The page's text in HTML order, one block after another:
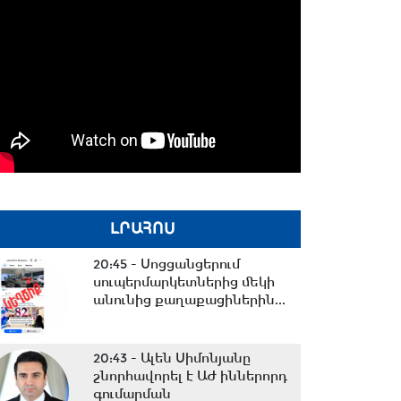
ԼՐԱՀՈՍ
20:45 - Սոցցանցերում
սուպերմարկետներից մեկի
անունից քաղաքացիներին...
20:43 - Ալեն Սիմոնյանը
շնորհավորել է ԱԺ իններորդ
գումարման